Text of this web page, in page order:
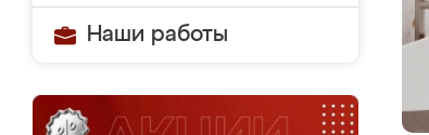
Наши работы